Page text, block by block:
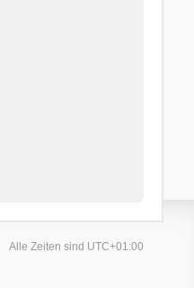
Alle Zeiten sind UTC+01:00